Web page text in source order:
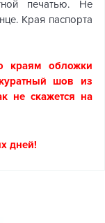
печатью. Не
Края паспорта
краям обложки
шов из
не скажется на
дней!